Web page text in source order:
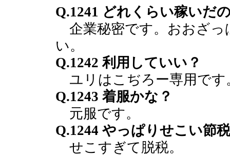
Q.1241 どれくらい稼いだ
企業秘密です。おおざっ
い。
Q.1242 利用していい？
ユリはこぢろー専用です
Q.1243 着服かな？
元服です。
Q.1244 やっぱりせこい節
せこすぎて脱税。